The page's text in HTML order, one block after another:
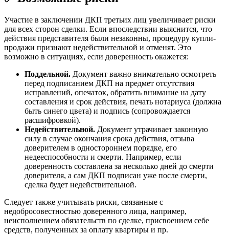
Участие в заключении ДКП третьих лиц увеличивает риски
для всех сторон сделки. Если впоследствии выяснится, что
действия представителя были незаконны, процедуру купли-
продажи признают недействительной и отменят. Это
возможно в ситуациях, если доверенность окажется:
Поддельной. Документ важно внимательно осмотреть
перед подписанием ДКП на предмет отсутствия
исправлений, опечаток, обратить внимание на дату
составления и срок действия, печать нотариуса (должна
быть синего цвета) и подпись (сопровождается
расшифровкой).
Недействительной. Документ утрачивает законную
силу в случае окончания срока действия, отзыва
доверителем в одностороннем порядке, его
недееспособности и смерти. Например, если
доверенность составлена за несколько дней до смерти
доверителя, а сам ДКП подписан уже после смерти,
сделка будет недействительной.
Следует также учитывать риски, связанные с
недобросовестностью доверенного лица, например,
неисполнением обязательств по сделке, присвоением себе
средств, полученных за оплату квартиры и пр.